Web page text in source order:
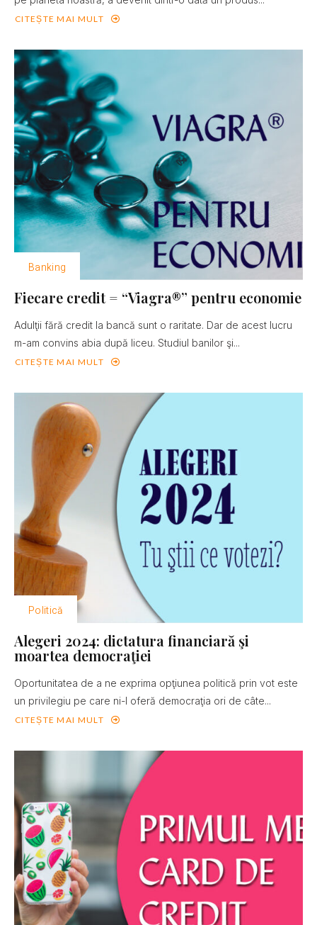
CITEȘTE MAI MULT
Banking
Fiecare credit = “Viagra®” pentru economie
Adulţii fără credit la bancă sunt o raritate. Dar de acest lucru
m-am convins abia după liceu. Studiul banilor şi...
CITEȘTE MAI MULT
Politică
Alegeri 2024: dictatura financiară şi
moartea democraţiei
Oportunitatea de a ne exprima opţiunea politică prin vot este
un privilegiu pe care ni-l oferă democraţia ori de câte...
CITEȘTE MAI MULT